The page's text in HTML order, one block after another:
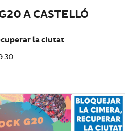
A CASTELLÓ
la ciutat